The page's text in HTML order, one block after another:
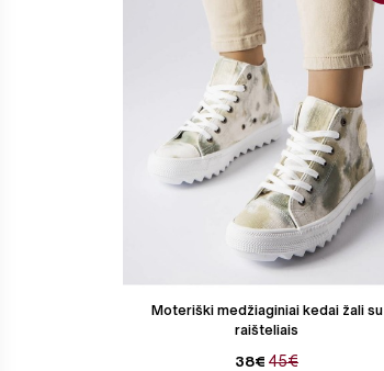
Moteriški medžiaginiai kedai žali su
raišteliais
38€ 45€